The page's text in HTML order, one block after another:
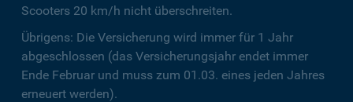
Scooters 20 km/h nicht überschreiten.
Übrigens: Die Versicherung wird immer für 1 Jahr
abgeschlossen (das Versicherungsjahr endet immer
Ende Februar und muss zum 01.03. eines jeden Jahres
erneuert werden).